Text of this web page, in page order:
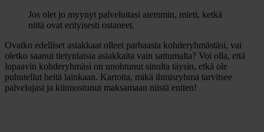
Jos olet jo myynyt palveluitasi aiemmin, mieti, ketkä
niitä ovat erityisesti ostaneet.
Ovatko edelliset asiakkaat olleet parhaasta kohderyhmästäsi, vai
oletko saanut tietynlaisia asiakkaita vain sattumalta? Voi olla, että
lupaavin kohderyhmäsi on unohtunut sinulta täysin, etkä ole
puhutellut heitä lainkaan. Kartoita, mikä ihmisryhmä tarvitsee
palvelujasi ja kiinnostunut maksamaan niistä eniten!